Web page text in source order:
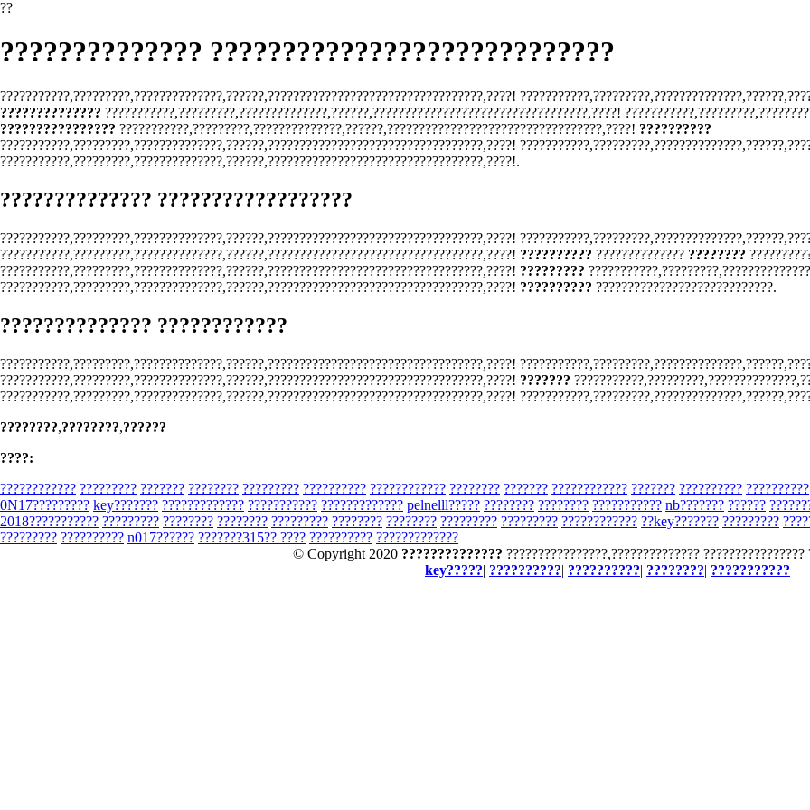
??
?????????????? ????????????????????????????
???????????,?????????,??????????????,??????,??????????????????????????????????,????!
?????????????? ???????????,?????????,??????????????,??????,??????????????????????????????????,????!
???????????????? ???????????,?????????,??????????????,??????,??????????????????????????????????,????! ??????????
???????????,?????????,??????????????,??????,??????????????????????????????????,????!
???????????,?????????,??????????????,??????,??????????????????????????????????,????!.
?????????????? ??????????????????
???????????,?????????,??????????????,??????,??????????????????????????????????,????!
???????????,?????????,??????????????,??????,??????????????????????????????????,????! ?????????? ?????????????? ????????
???????????,?????????,??????????????,??????,??????????????????????????????????,????! ?????????
???????????,?????????,??????????????,??????,??????????????????????????????????,????! ?????????? ????????????????????????????.
?????????????? ????????????
???????????,?????????,??????????????,??????,??????????????????????????????????,????!
???????????,?????????,??????????????,??????,??????????????????????????????????,????! ???????
???????????,?????????,??????????????,??????,??????????????????????????????????,????!
????????,????????,??????
????:
???????????? ????????? ??????? ???????? ????????? ?????????? ???????????? ???????? ??????? ???????????? ??????? ?????????? ??????????
0N17????????? key??????? ????????????? ??????????? ????????????? pelnelll????? ???????? ???????? ??????????? nb??????? ??????
2018??????????? ????????? ???????? ???????? ????????? ???????? ???????? ????????? ????????? ???????????? ??key??????? ?????????
????????? ?????????? n017?????? ???????315?? ???? ?????????? ?????????????
© Copyright 2020 ?????????????? ????????????????,?????????????? ????????????????
key?????| ??????????| ??????????| ????????| ???????????